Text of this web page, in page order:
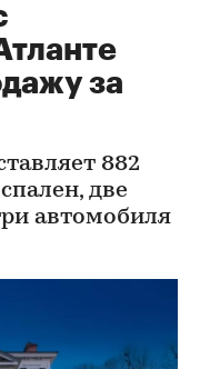
за
882
две
автомобиля